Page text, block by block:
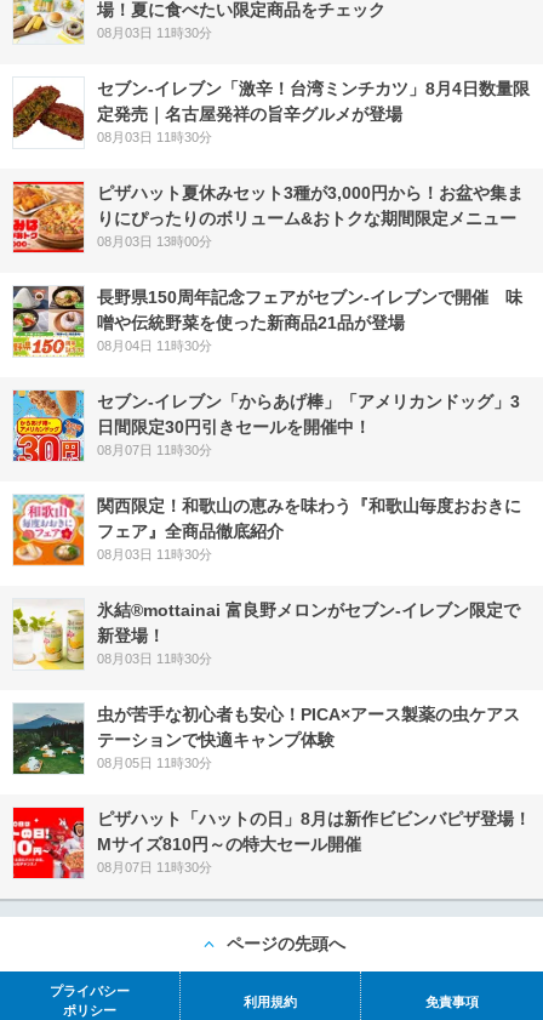
場！夏に食べたい限定商品をチェック
08月03日 11時30分
セブン-イレブン「激辛！台湾ミンチカツ」8月4日数量限
定発売｜名古屋発祥の旨辛グルメが登場
08月03日 11時30分
ピザハット夏休みセット3種が3,000円から！お盆や集ま
りにぴったりのボリューム&おトクな期間限定メニュー
08月03日 13時00分
長野県150周年記念フェアがセブン-イレブンで開催 味
噌や伝統野菜を使った新商品21品が登場
08月04日 11時30分
セブン‐イレブン「からあげ棒」「アメリカンドッグ」3
日間限定30円引きセールを開催中！
08月07日 11時30分
関西限定！和歌山の恵みを味わう『和歌山毎度おおきに
フェア』全商品徹底紹介
08月03日 11時30分
氷結®mottainai 富良野メロンがセブン‐イレブン限定で
新登場！
08月03日 11時30分
虫が苦手な初心者も安心！PICA×アース製薬の虫ケアス
テーションで快適キャンプ体験
08月05日 11時30分
ピザハット「ハットの日」8月は新作ビビンバピザ登場！
Mサイズ810円～の特大セール開催
08月07日 11時30分
ページの先頭へ
プライバシー
ポリシー
利用規約 免責事項